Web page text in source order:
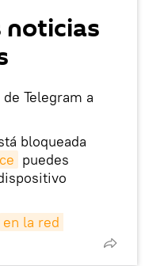
noticias
Telegram a
bloqueada
puedes
en la red